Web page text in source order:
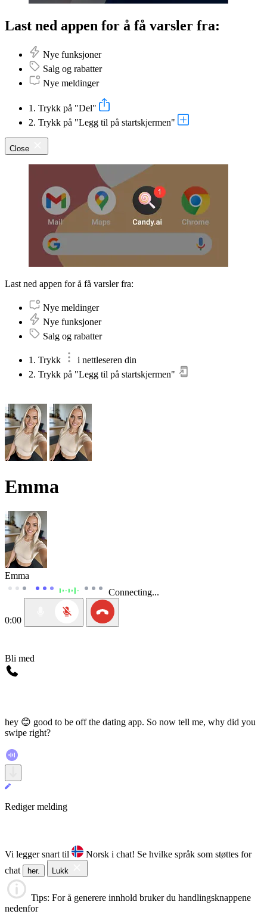
Last ned appen for å få varsler fra:
Nye funksjoner
Salg og rabatter
Nye meldinger
1. Trykk på "Del"
2. Trykk på "Legg til på startskjermen"
Close
Last ned appen for å få varsler fra:
Nye meldinger
Nye funksjoner
Salg og rabatter
1. Trykk
i nettleseren din
2. Trykk på "Legg til på startskjermen"
Emma
Emma
Connecting...
0:00
Bli med
hey 😊 good to be off the dating app. So now tell me, why did you
swipe right?
Rediger melding
Vi legger snart til Norsk i chat! Se hvilke språk som støttes for
chat
her. Lukk
Tips: For å generere innhold bruker du handlingsknappene
nedenfor